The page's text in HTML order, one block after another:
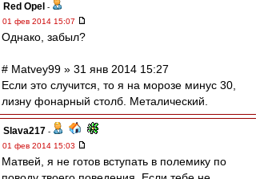
Red Opel -
01 фев 2014 15:07
Однако, забыл?
# Matvey99 » 31 янв 2014 15:27
Если это случится, то я на морозе минус 30,
лизну фонарный столб. Металический.
Slava217 -
01 фев 2014 15:03
Матвей, я не готов вступать в полемику по